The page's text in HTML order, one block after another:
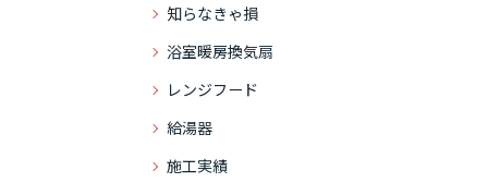
知らなきゃ損
浴室暖房換気扇
レンジフード
給湯器
施工実績